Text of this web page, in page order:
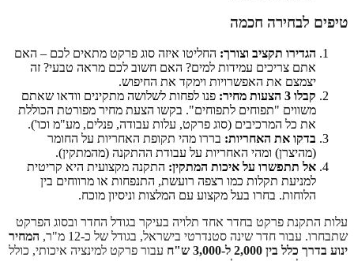
טיפים לבחירה חכמה
הגדירו תקציב וצורך: החליטו איזה סוג פרקט מתאים לכם – האם
אתם צריכים עמידות למים? האם חשוב לכם מראה טבעי? זה
יצמצם את האפשרויות וימקד את החיפוש.
קבלו 3 הצעות מחיר:
פנו לפחות לשלושה מתקינים וודאו שאתם
משווים "תפוחים לתפוחים". בקשו הצעת מחיר מפורטת הכוללת
את כל המרכיבים (סוג פרקט, עלות עבודה, פנלים, מע"מ וכו').
בדקו את האחריות: בררו מהי תקופת האחריות על החומר
(מהיצרן) ומהי האחריות על עבודת ההתקנה (מהמתקין).
אל תתפשרו על איכות המתקין: התקנה מקצועית היא קריטית
למניעת תקלות כמו רצפה רועשת, התנפחות או מרווחים בין
הלוחות. בחרו בעל מקצוע עם המלצות וניסיון מוכח.
עלות התקנת פרקט בחדר אחד תלויה בעיקר בגודל החדר ובסוג הפרקט
שתבחרו. עבור חדר שינה סטנדרטי בישראל, בגודל של כ-12 מ"ר,
המחיר
ינוע בדרך כלל בין 2,000 ל-3,000 ש"ח
עבור פרקט למינציה איכותי, כולל